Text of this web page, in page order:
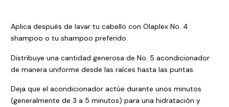
Aplica después de lavar tu cabello con Olaplex No. 4
shampoo o tu shampoo preferido.
Distribuye una cantidad generosa de No. 5 acondicionador
de manera uniforme desde las raíces hasta las puntas.
Deja que el acondicionador actúe durante unos minutos
(generalmente de 3 a 5 minutos) para una hidratación y